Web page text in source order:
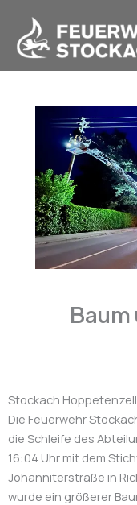
Inhalt
springen
Stockach
Die Feuerwehr
die Schleife des
16:04 Uhr mit dem
Johanniterstraße in
wurde ein größerer